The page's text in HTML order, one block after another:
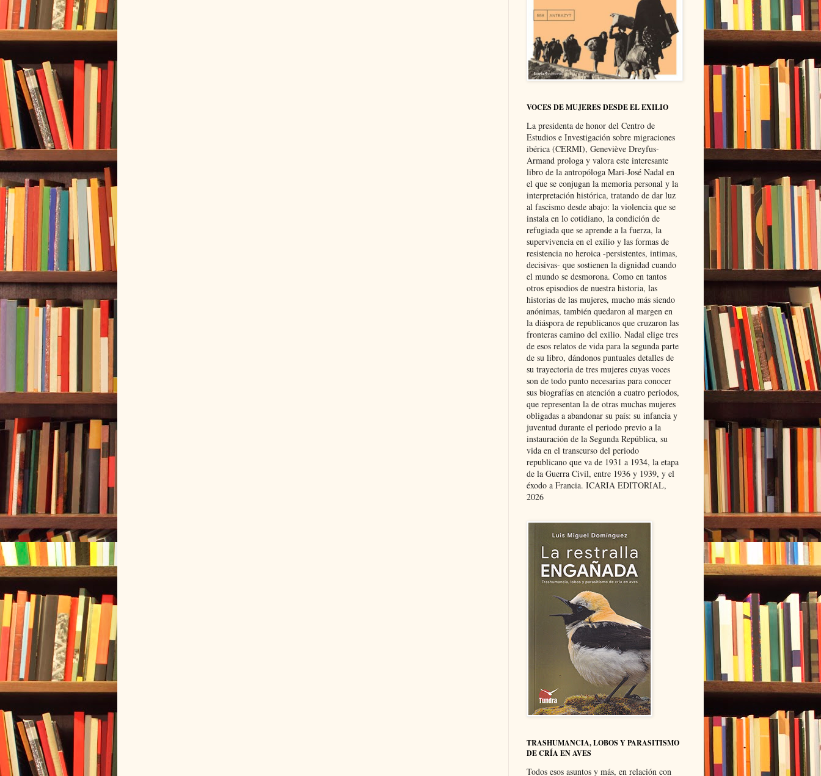
VOCES DE MUJERES DESDE EL EXILIO
La presidenta de honor del Centro de
Estudios e Investigación sobre migraciones
ibérica (CERMI), Geneviève Dreyfus-
Armand prologa y valora este interesante
libro de la antropóloga Mari-José Nadal en
el que se conjugan la memoria personal y la
interpretación histórica, tratando de dar luz
al fascismo desde abajo: la violencia que se
instala en lo cotidiano, la condición de
refugiada que se aprende a la fuerza, la
supervivencia en el exilio y las formas de
resistencia no heroica -persistentes, intimas,
decisivas- que sostienen la dignidad cuando
el mundo se desmorona. Como en tantos
otros episodios de nuestra historia, las
historias de las mujeres, mucho más siendo
anónimas, también quedaron al margen en
la diáspora de republicanos que cruzaron las
fronteras camino del exilio. Nadal elige tres
de esos relatos de vida para la segunda parte
de su libro, dándonos puntuales detalles de
su trayectoria de tres mujeres cuyas voces
son de todo punto necesarias para conocer
sus biografías en atención a cuatro periodos,
que representan la de otras muchas mujeres
obligadas a abandonar su país: su infancia y
juventud durante el periodo previo a la
instauración de la Segunda República, su
vida en el transcurso del periodo
republicano que va de 1931 a 1934, la etapa
de la Guerra Civil, entre 1936 y 1939, y el
éxodo a Francia. ICARIA EDITORIAL,
2026
TRASHUMANCIA, LOBOS Y PARASITISMO
DE CRÍA EN AVES
Todos esos asuntos y más, en relación con